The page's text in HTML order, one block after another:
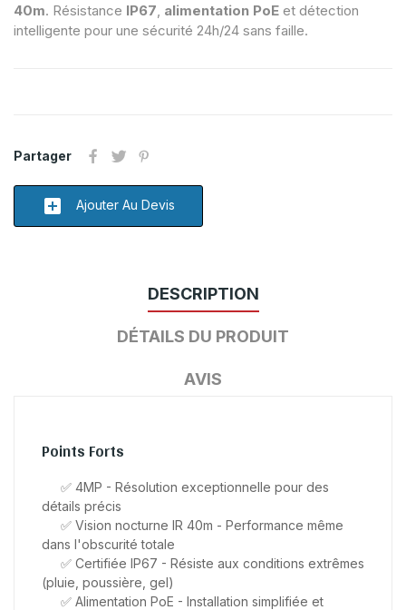
40m. Résistance IP67 alimentation PoE et détection
intelligente pour une sécurité 24h/24 sans faille.
Partager
add_box Ajouter Au Devis
DESCRIPTION
DÉTAILS DU PRODUIT
AVIS
Points Forts
✅ 4MP - Résolution exceptionnelle pour des
détails précis
✅ Vision nocturne IR 40m - Performance même
dans l'obscurité totale
✅ Certifiée IP67 - Résiste aux conditions extrêmes
(pluie, poussière, gel)
✅ Alimentation PoE - Installation simplifiée et